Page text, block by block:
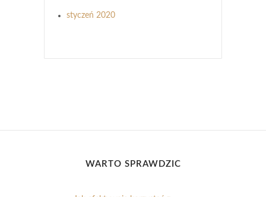
styczeń 2020
WARTO SPRAWDZIĆ